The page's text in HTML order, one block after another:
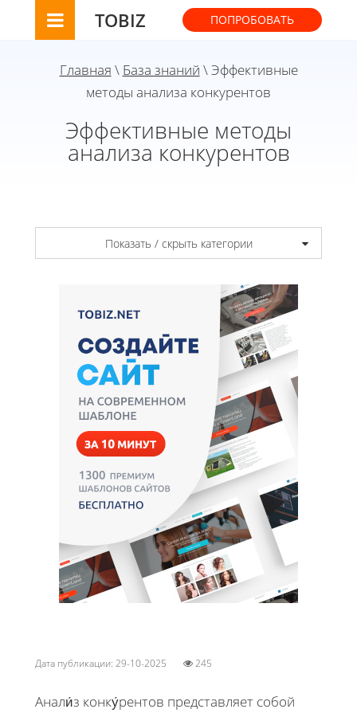
TOBIZ ПОПРОБОВАТЬ
Главная \ База знаний \ Эффективные
методы анализа конкурентов
Эффективные методы
анализа конкурентов
Показать / скрыть категории
Дата публикации: 29-10-2025 245
Анали́з конку́рентов представляет собой